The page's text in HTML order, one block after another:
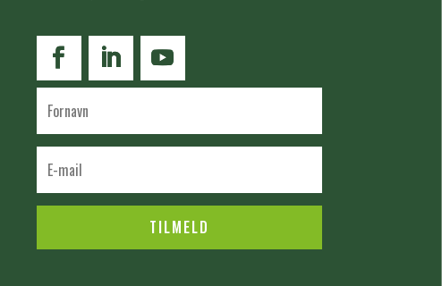
TILMELD